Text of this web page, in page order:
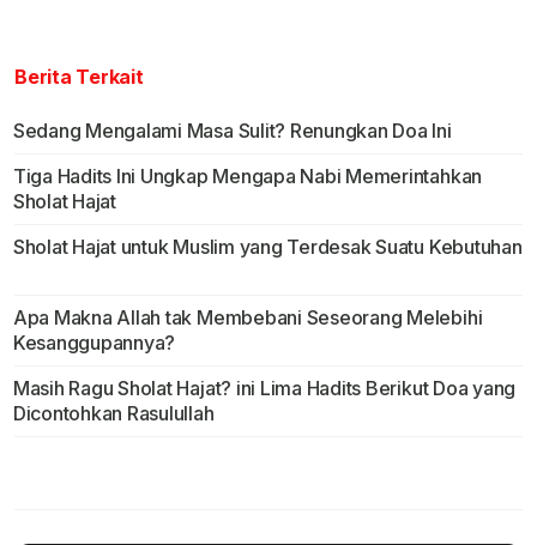
Berita Terkait
Sedang Mengalami Masa Sulit? Renungkan Doa Ini
Tiga Hadits Ini Ungkap Mengapa Nabi Memerintahkan
Sholat Hajat
Sholat Hajat untuk Muslim yang Terdesak Suatu Kebutuhan
Apa Makna Allah tak Membebani Seseorang Melebihi
Kesanggupannya?
Masih Ragu Sholat Hajat? ini Lima Hadits Berikut Doa yang
Dicontohkan Rasulullah